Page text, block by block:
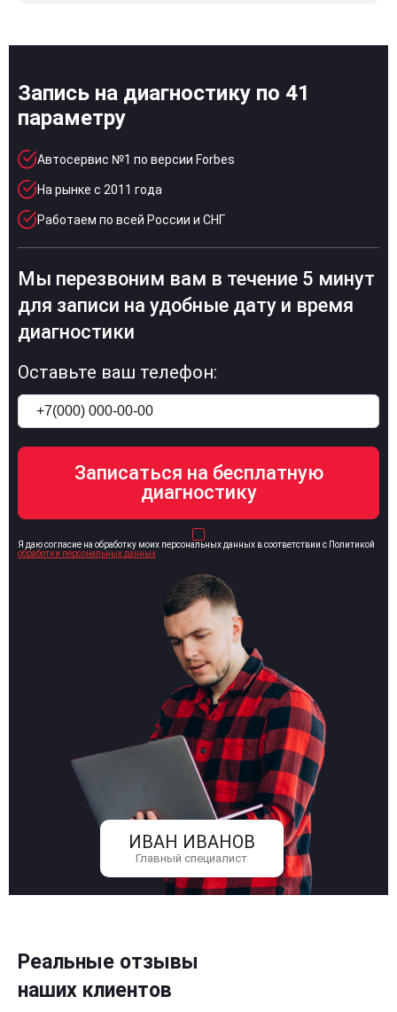
Запись на диагностику по 41
параметру
Автосервис №1 по версии Forbes
На рынке с 2011 года
Работаем по всей России и СНГ
ИВАН ИВАНОВ
Главный специалист
Мы перезвоним вам в течение 5 минут
для записи на удобные дату и время
диагностики
Оставьте ваш телефон:
Я даю согласие на обработку моих персональных данных в соответствии с Политикой
обработки персональных данных
Реальные отзывы
наших клиентов